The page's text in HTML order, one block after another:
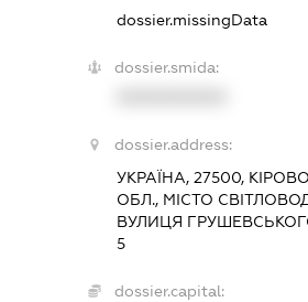
dossier.missingData
dossier.smida:
dossier.address:
УКРАЇНА, 27500,
ОБЛ., МІСТО
ВУЛИЦЯ
5
dossier.capital: